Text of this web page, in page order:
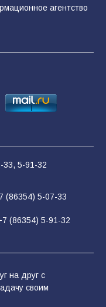
почему
— это
Зеленского о
агентство
33, 5-91-32
(86354) 5-07-33
(86354) 5-91-32
на друг с
своим